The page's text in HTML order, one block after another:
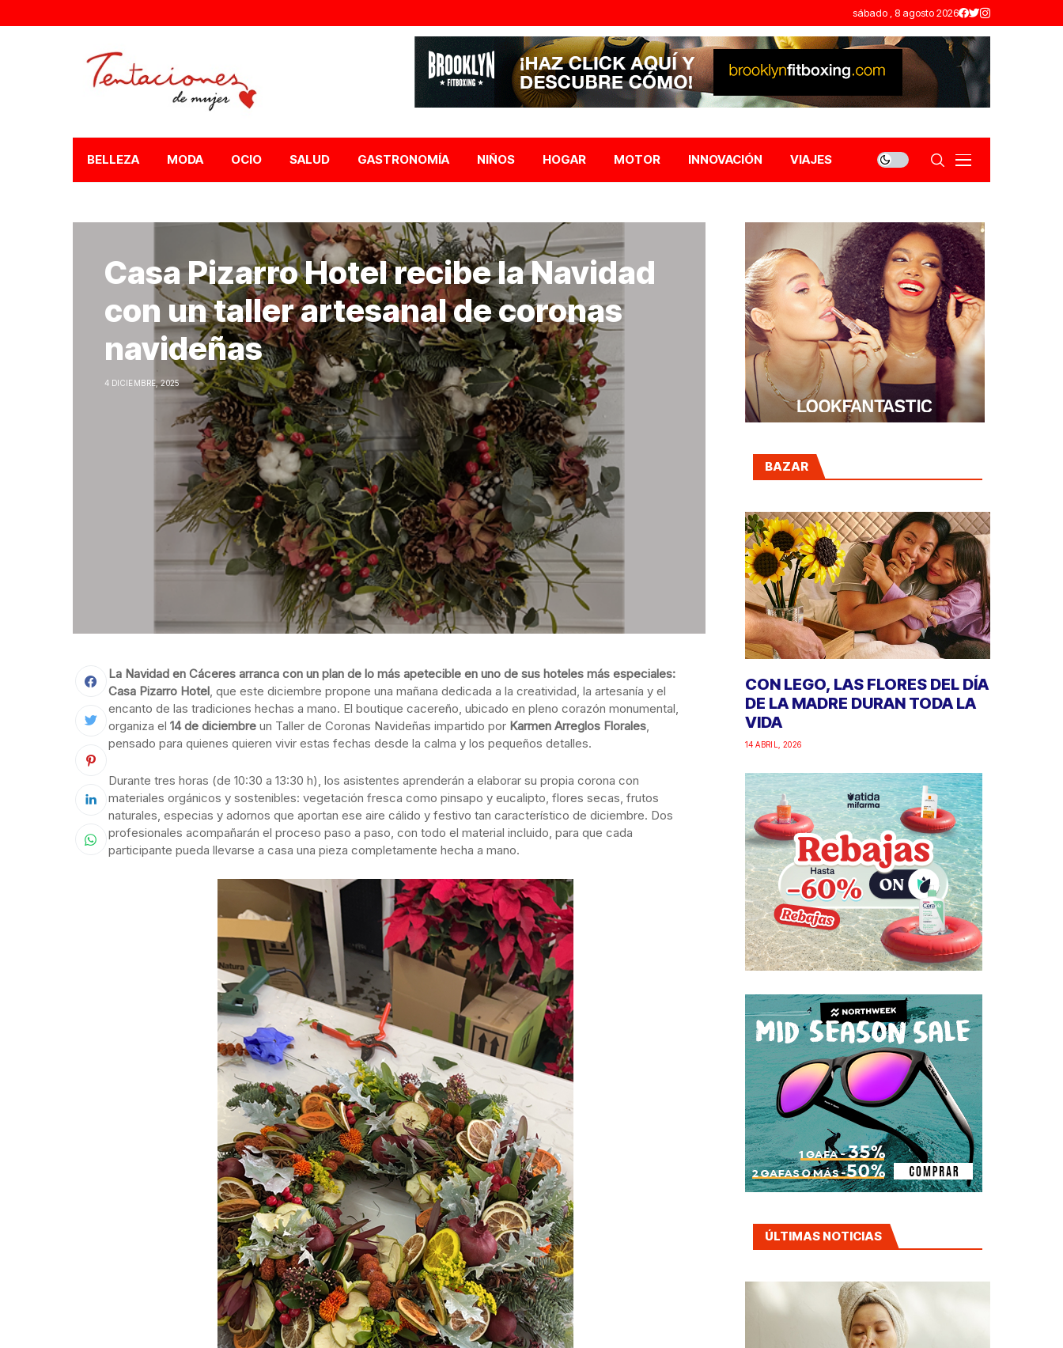
sábado , 8 agosto 2026
BELLEZA MODA OCIO SALUD GASTRONOMÍA NIÑOS HOGAR MOTOR INNOVACIÓN VIAJES
Casa Pizarro Hotel recibe la Navidad
con un taller artesanal de coronas
navideñas
4 DICIEMBRE, 2025
La Navidad en Cáceres arranca con un plan de lo más apetecible en uno de sus hoteles más especiales:
Casa Pizarro Hotel, que este diciembre propone una mañana dedicada a la creatividad, la artesanía y el
encanto de las tradiciones hechas a mano. El boutique cacereño, ubicado en pleno corazón monumental,
organiza el 14 de diciembre un Taller de Coronas Navideñas impartido por Karmen Arreglos Florales,
pensado para quienes quieren vivir estas fechas desde la calma y los pequeños detalles.
Durante tres horas (de 10:30 a 13:30 h), los asistentes aprenderán a elaborar su propia corona con
materiales orgánicos y sostenibles: vegetación fresca como pinsapo y eucalipto, flores secas, frutos
naturales, especias y adornos que aportan ese aire cálido y festivo tan característico de diciembre. Dos
profesionales acompañarán el proceso paso a paso, con todo el material incluido, para que cada
participante pueda llevarse a casa una pieza completamente hecha a mano.
BAZAR
CON LEGO, LAS FLORES DEL DÍA
DE LA MADRE DURAN TODA LA
VIDA
14 ABRIL, 2026
ÚLTIMAS NOTICIAS